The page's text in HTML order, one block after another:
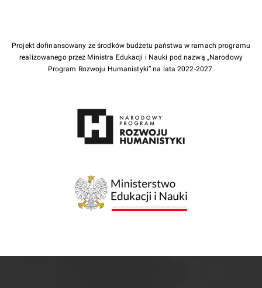
Projekt dofinansowany ze środków budżetu państwa w ramach programu
realizowanego przez Ministra Edukacji i Nauki pod nazwą „Narodowy
Program Rozwoju Humanistyki” na lata 2022-2027.